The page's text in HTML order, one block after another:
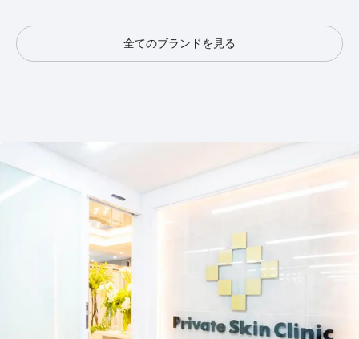
全てのブランドを見る